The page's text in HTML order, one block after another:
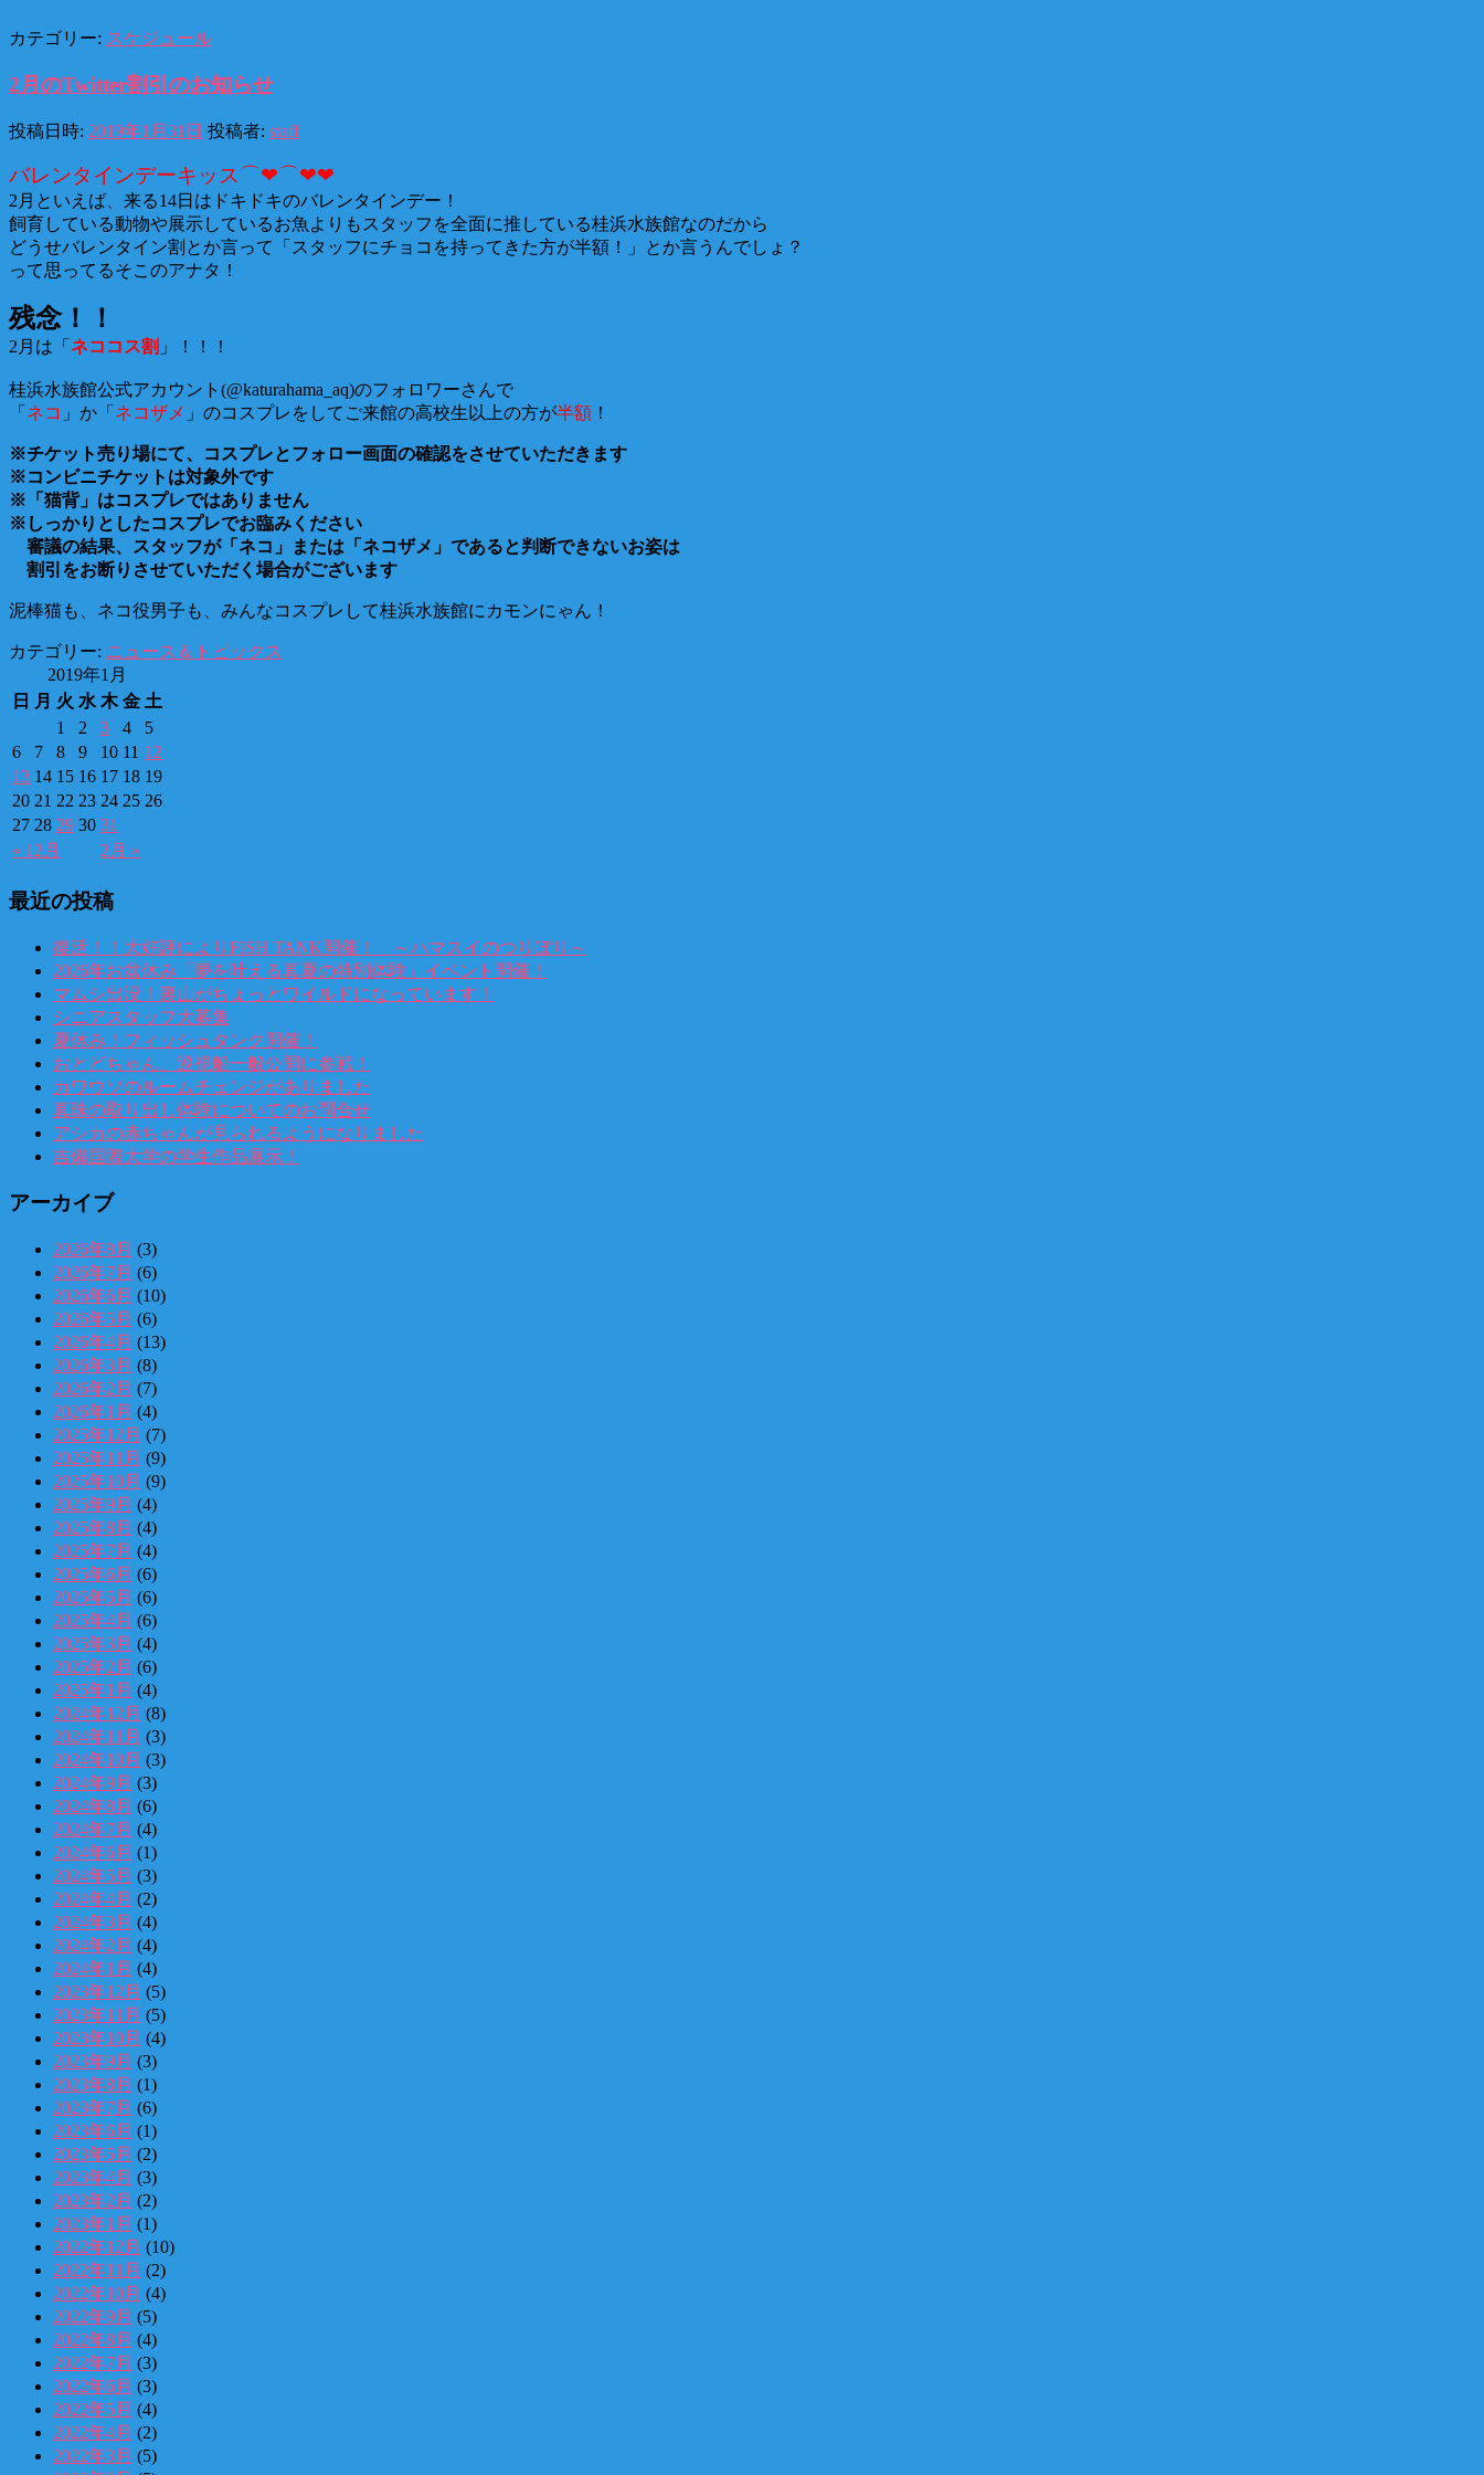
カテゴリー: スケジュール
2月のTwitter割引のお知らせ
投稿日時: 2019年1月31日 投稿者: staff
バレンタインデーキッス⌒❤⌒❤❤
2月といえば、来る14日はドキドキのバレンタインデー！
飼育している動物や展示しているお魚よりもスタッフを全面に推している桂浜水族館なのだから
どうせバレンタイン割とか言って「スタッフにチョコを持ってきた方が半額！」とか言うんでしょ？
って思ってるそこのアナタ！
残念！！
2月は「 ネココス割 」！！！
桂浜水族館公式アカウント(@katurahama_aq)のフォロワーさんで
「 ネコ 」か「 ネコザメ 」のコスプレをしてご来館の高校生以上の方が半額 ！
※チケット売り場にて、コスプレとフォロー画面の確認をさせていただきます
※コンビニチケットは対象外です
※「猫背」はコスプレではありません
※しっかりとしたコスプレでお臨みください
審議の結果、スタッフが「ネコ」または「ネコザメ」であると判断できないお姿は
割引をお断りさせていただく場合がございます
泥棒猫も、ネコ役男子も、みんなコスプレして桂浜水族館にカモンにゃん！
カテゴリー: ニュース＆トピックス
2019年1月
日
月 火 水 木 金 土
« 12月 2月 »
1 2 3 4
5
6
7 8 9 10 11 12
13 14 15 16 17 18 19
20 21 22 23 24 25 26
27 28 29 30 31
最近の投稿
復活！！大好評によりFISH TANK開催！ ～ハマスイのつりぼり～
2026年お盆休み「夢を叶える真夏の特別体験」イベント開催！
マムシ出没！裏山がちょっとワイルドになっています！
シニアスタッフ大募集
夏休み！フィッシュタンク開催！
おとどちゃん、巡視船一般公開に参戦！
カワウソのルームチェンジがありました
真珠の取り出し体験についてのお問合せ
アシカの赤ちゃんが見られるようになりました
吉備国際大学の学生作品展示！
アーカイブ
2026年8月 (3)
2026年7月 (6)
2026年6月 (10)
2026年5月 (6)
2026年4月 (13)
2026年3月 (8)
2026年2月 (7)
2026年1月 (4)
2025年12月 (7)
2025年11月 (9)
2025年10月 (9)
2025年9月 (4)
2025年8月 (4)
2025年7月 (4)
2025年6月 (6)
2025年5月 (6)
2025年4月 (6)
2025年3月 (4)
2025年2月 (6)
2025年1月 (4)
2024年12月 (8)
2024年11月 (3)
2024年10月 (3)
2024年9月 (3)
2024年8月 (6)
2024年7月 (4)
2024年6月 (1)
2024年5月 (3)
2024年4月 (2)
2024年3月 (4)
2024年2月 (4)
2024年1月 (4)
2023年12月 (5)
2023年11月 (5)
2023年10月 (4)
2023年9月 (3)
2023年8月 (1)
2023年7月 (6)
2023年6月 (1)
2023年5月 (2)
2023年4月 (3)
2023年2月 (2)
2023年1月 (1)
2022年12月 (10)
2022年11月 (2)
2022年10月 (4)
2022年9月 (5)
2022年8月 (4)
2022年7月 (3)
2022年6月 (3)
2022年5月 (4)
2022年4月 (2)
2022年3月 (5)